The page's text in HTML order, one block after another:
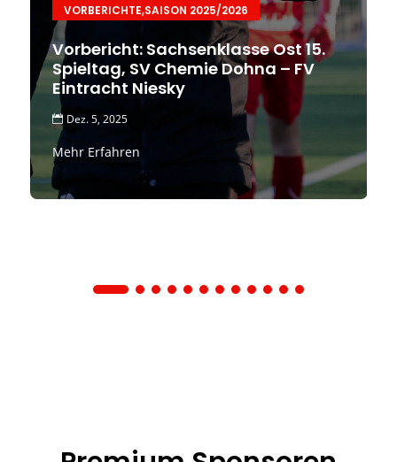
VORBERICHTE,SAISON 2025/2026
Vorbericht: Sachsenklasse Ost 15.
Spieltag, SV Chemie Dohna – FV
Eintracht Niesky
 Dez. 5, 2025
Mehr Erfahren